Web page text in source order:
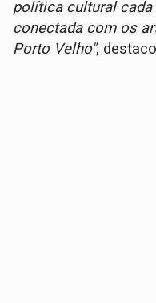
política cultural
conectada com os
Porto Velho",